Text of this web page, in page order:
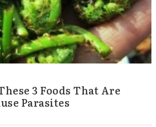
3 Foods That Are
Parasites